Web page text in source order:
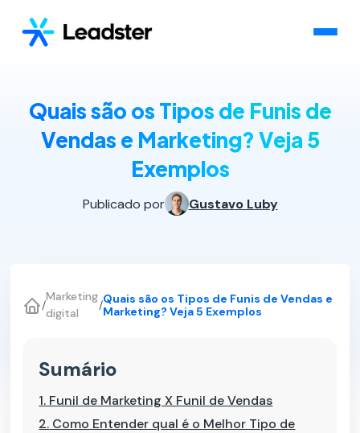
Quais são os Tipos de Funis de
Vendas e Marketing? Veja 5
Exemplos
Publicado por Gustavo Luby
/
Marketing
digital
/Quais são os Tipos de Funis de Vendas e
Marketing? Veja 5 Exemplos
Sumário
1. Funil de Marketing X Funil de Vendas
2. Como Entender qual é o Melhor Tipo de